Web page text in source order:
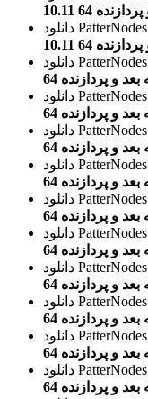
دانلود PatterNodes
دانلود PatterNodes
دانلود PatterNodes
دانلود PatterNodes
دانلود PatterNodes
دانلود PatterNodes
دانلود PatterNodes
دانلود PatterNodes
دانلود PatterNodes
دانلود PatterNodes
دانلود PatterNodes